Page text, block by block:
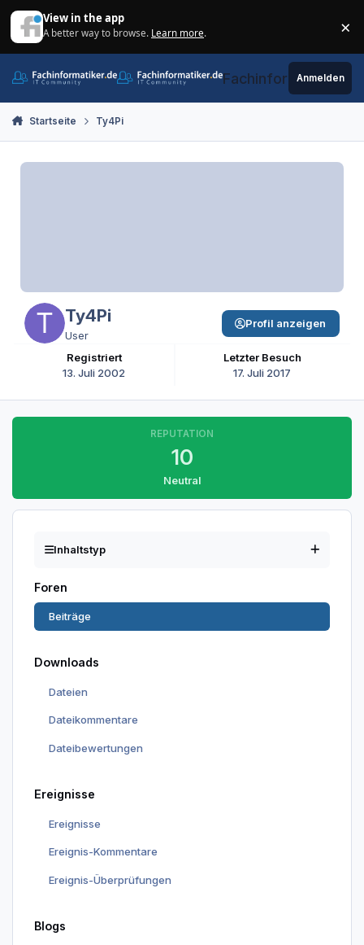
View in the app
A better way to browse. Learn more. ×
Fachinformatiker.de
Anmelden
Startseite Ty4Pi
Ty4Pi
User
Registriert
13. Juli 2002
Letzter Besuch
17. Juli 2017
Profil anzeigen
REPUTATION
10
Neutral
Inhaltstyp
Foren
Beiträge
Downloads
Dateien
Dateikommentare
Dateibewertungen
Ereignisse
Ereignisse
Ereignis-Kommentare
Ereignis-Überprüfungen
Blogs